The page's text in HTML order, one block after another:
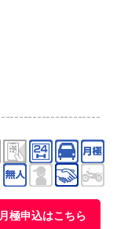
月極申込はこちら